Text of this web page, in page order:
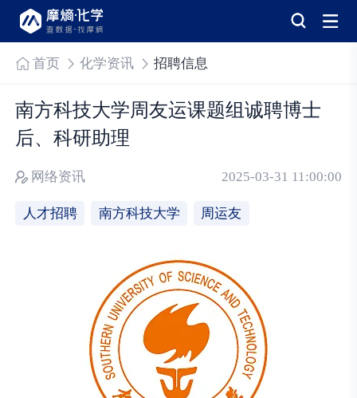
首页 化学资讯 招聘信息
南方科技大学周友运课题组诚聘博士
后、科研助理
网络资讯 2025-03-31 11:00:00
人才招聘 南方科技大学 周运友